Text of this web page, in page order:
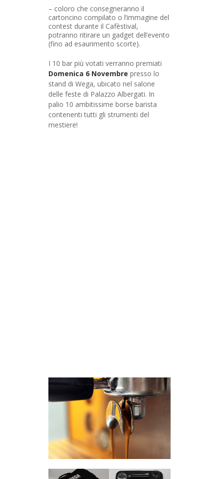
– coloro che consegneranno il
cartoncino compilato o l’immagine del
contest durante il Cafèstival,
potranno ritirare un gadget dell’evento
(fino ad esaurimento scorte).
I 10 bar più votati verranno premiati
Domenica 6 Novembre presso lo
stand di Wega, ubicato nel salone
delle feste di Palazzo Albergati. In
palio 10 ambitissime borse barista
contenenti tutti gli strumenti del
mestiere!